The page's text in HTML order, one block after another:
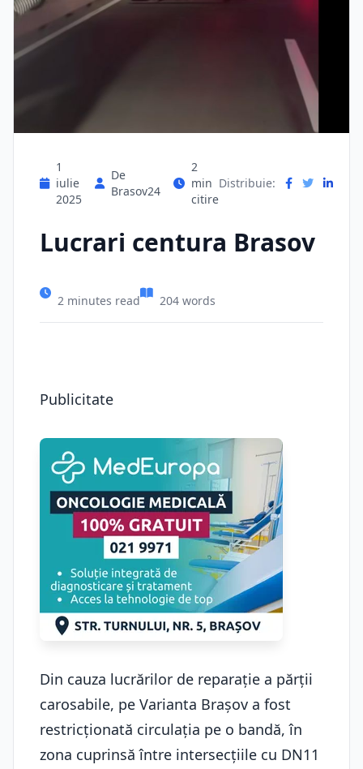
1
iulie
2025
De
Brasov24
2
min
citire
Distribuie:
Lucrari centura Brasov
2 minutes read 204 words
Publicitate
Din cauza lucrărilor de reparație a părții
carosabile, pe Varianta Brașov a fost
restricționată circulația pe o bandă, în
zona cuprinsă între intersecțiile cu DN11